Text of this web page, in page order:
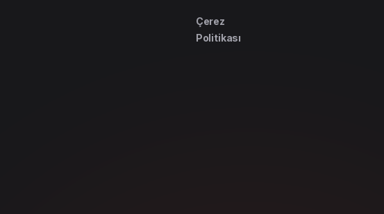
Çerez
Politikası